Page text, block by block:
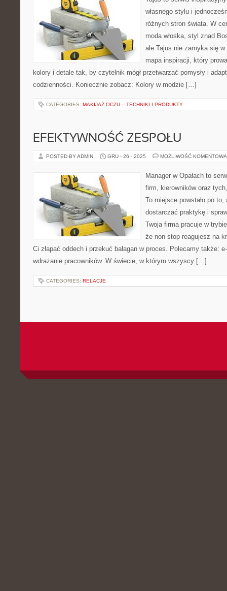
własnego stylu i
różnych stron świata. W
moda włoska, styl znad
ale Tajus nie zamyka się
mapa inspiracji, który
kolory i detale tak, by czytelnik mógł przetwarzać pomysły i
codzienności. Koniecznie zobacz: Kolory w modzie […]
CATEGORIES: MAKIJAŻ OCZU – TECHNIKI I PRODUKTY
EFEKTYWNOŚĆ ZESPOŁU
POSTED BY ADMIN GRU - 26 - 2025 MOŻLIWOŚĆ
Manager w Opałach to
firm, kierowników oraz
To miejsce powstało po
dostarczać praktykę i
Twoja firma pracuje w
że non stop reagujesz na
Ci złapać oddech i przekuć bałagan w proces. Polecamy także:
wdrażanie pracowników. W świecie, w którym wszyscy […]
CATEGORIES: RELACJE